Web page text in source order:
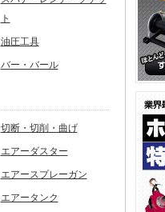
ト
油圧工具
バー・バール
切断・切削・曲げ
エアーダスター
エアースプレーガン
エアータンク